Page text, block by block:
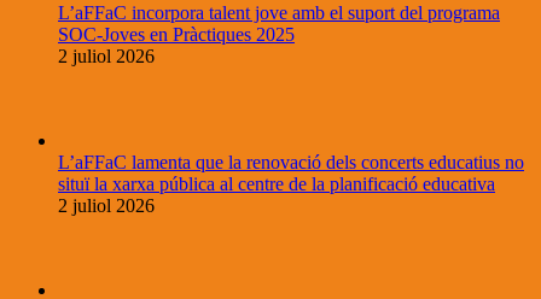
L’aFFaC incorpora talent jove amb el suport del programa
SOC-Joves en Pràctiques 2025
2 juliol 2026
L’aFFaC lamenta que la renovació dels concerts educatius no
situï la xarxa pública al centre de la planificació educativa
2 juliol 2026